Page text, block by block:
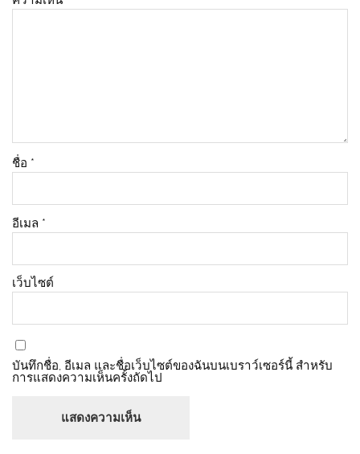
ชื่อ *
อีเมล *
เว็บไซต์
บันทึกชื่อ, อีเมล และชื่อเว็บไซต์ของฉันบนเบราว์เซอร์นี้ สำหรับ
การแสดงความเห็นครั้งถัดไป